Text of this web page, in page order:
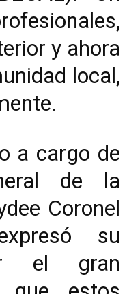
y ahora
local,
a cargo de
de la
Coronel
su
el gran